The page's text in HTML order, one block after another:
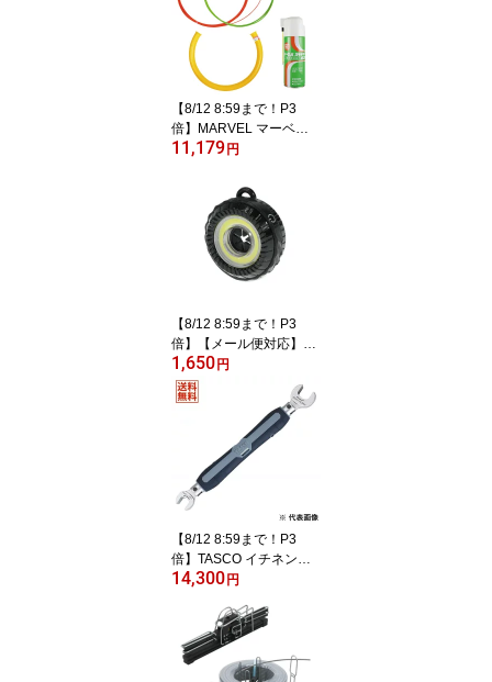
【8/12 8:59まで！P3
倍】MARVEL マーベル
スネークラインS 通線収
イダーセット MW340SS
11,179 円
【8/12 8:59まで！P3
倍】【メール便対応】Jef
com ジェフコム DENSA
N デンサン ドーナツライ
ト PLRX-DL01
1,650 円
【8/12 8:59まで！P3
倍】TASCO イチネンタ
スコ ダブルヘッドトルク
WT-23 【空調工具/エア
コン用/トルクレンチ】
14,300 円